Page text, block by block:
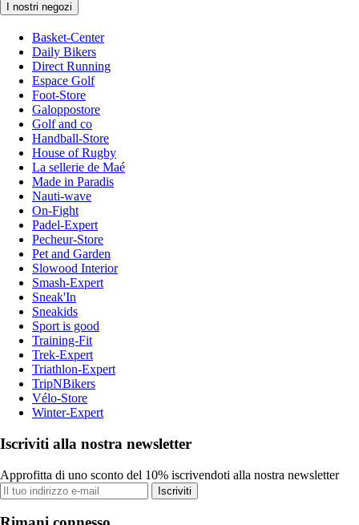
I nostri negozi
Basket-Center
Daily Bikers
Direct Running
Espace Golf
Foot-Store
Galoppostore
Golf and co
Handball-Store
House of Rugby
La sellerie de Maé
Made in Paradis
Nauti-wave
On-Fight
Padel-Expert
Pecheur-Store
Pet and Garden
Slowood Interior
Smash-Expert
Sneak'In
Sneakids
Sport is good
Training-Fit
Trek-Expert
Triathlon-Expert
TripNBikers
Vélo-Store
Winter-Expert
Iscriviti alla nostra newsletter
Approfitta di uno sconto del 10% iscrivendoti alla nostra newsletter
Iscriviti